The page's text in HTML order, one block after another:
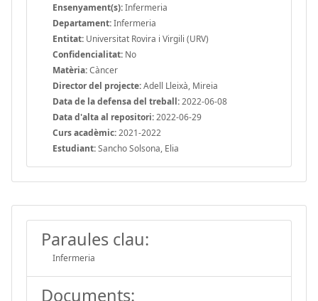
Ensenyament(s):Infermeria
Departament:Infermeria
Entitat: Universitat Rovira i Virgili (URV)
Confidencialitat: No
Matèria:Càncer
Director del projecte:Adell Lleixà, Mireia
Data de la defensa del treball:2022-06-08
Data d'alta al repositori:2022-06-29
Curs acadèmic:2021-2022
Estudiant:Sancho Solsona, Elia
Paraules clau:
Infermeria
Documents: